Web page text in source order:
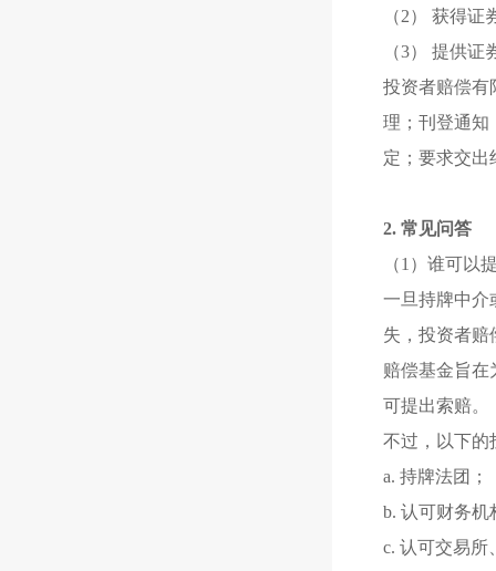
（2） 获得
（3） 提供
投资者赔偿有
理；刊登通知
定；要求交出
2. 常见问答
（1）谁可以
一旦持牌中介
失，投资者赔
赔偿基金旨在
可提出索赔。
不过，以下的
a. 持牌法团；
b. 认可财务机
c. 认可交易所